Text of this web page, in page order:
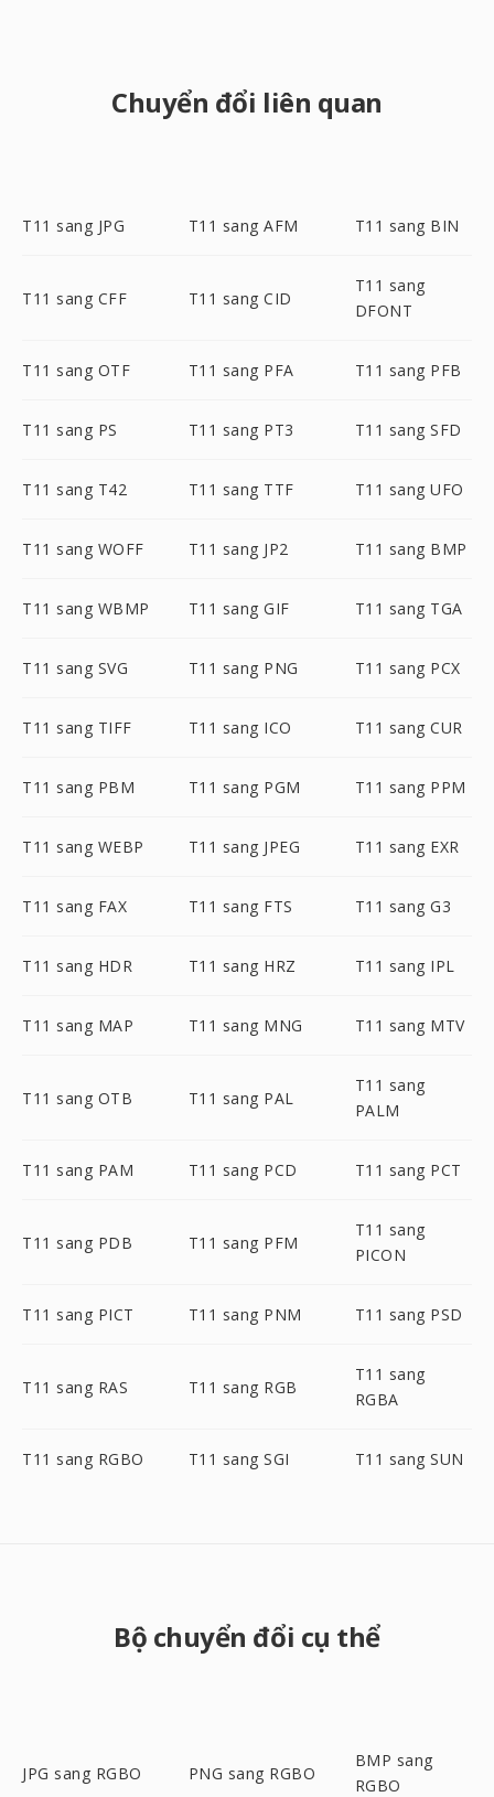
Chuyển đổi liên quan
T11 sang JPG T11 sang AFM T11 sang BIN
T11 sang CFF T11 sang CID
T11 sang
DFONT
T11 sang OTF T11 sang PFA T11 sang PFB
T11 sang PS T11 sang PT3 T11 sang SFD
T11 sang T42 T11 sang TTF T11 sang UFO
T11 sang WOFF T11 sang JP2 T11 sang BMP
T11 sang WBMP T11 sang GIF T11 sang TGA
T11 sang SVG T11 sang PNG T11 sang PCX
T11 sang TIFF T11 sang ICO T11 sang CUR
T11 sang PBM T11 sang PGM T11 sang PPM
T11 sang WEBP T11 sang JPEG T11 sang EXR
T11 sang FAX T11 sang FTS T11 sang G3
T11 sang HDR T11 sang HRZ T11 sang IPL
T11 sang MAP T11 sang MNG T11 sang MTV
T11 sang OTB T11 sang PAL
T11 sang
PALM
T11 sang PAM T11 sang PCD T11 sang PCT
T11 sang PDB T11 sang PFM
T11 sang
PICON
T11 sang PICT T11 sang PNM T11 sang PSD
T11 sang RAS T11 sang RGB
T11 sang
RGBA
T11 sang RGBO T11 sang SGI T11 sang SUN
Bộ chuyển đổi cụ thể
JPG sang RGBO PNG sang RGBO
BMP sang
RGBO